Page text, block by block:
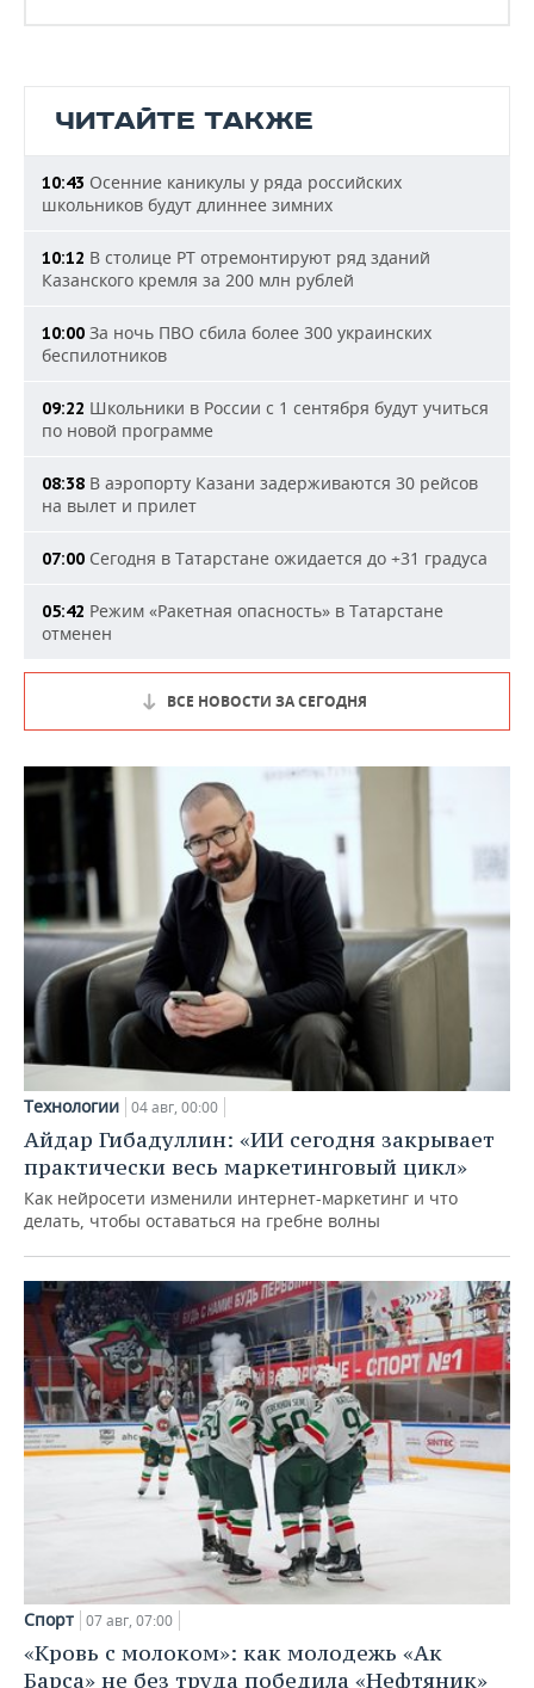
ЧИТАЙТЕ ТАКЖЕ
10:43 Осенние каникулы у ряда российских
школьников будут длиннее зимних
10:12 В столице РТ отремонтируют ряд зданий
Казанского кремля за 200 млн рублей
10:00 За ночь ПВО сбила более 300 украинских
беспилотников
09:22 Школьники в России с 1 сентября будут учиться
по новой программе
08:38 В аэропорту Казани задерживаются 30 рейсов
на вылет и прилет
07:00 Сегодня в Татарстане ожидается до +31 градуса
05:42 Режим «Ракетная опасность» в Татарстане
отменен
ВСЕ НОВОСТИ ЗА СЕГОДНЯ
Технологии 04 авг, 00:00
Айдар Гибадуллин: «ИИ сегодня закрывает
практически весь маркетинговый цикл»
Как нейросети изменили интернет-маркетинг и что
делать, чтобы оставаться на гребне волны
Спорт 07 авг, 07:00
«Кровь с молоком»: как молодежь «Ак
Барса» не без труда победила «Нефтяник»